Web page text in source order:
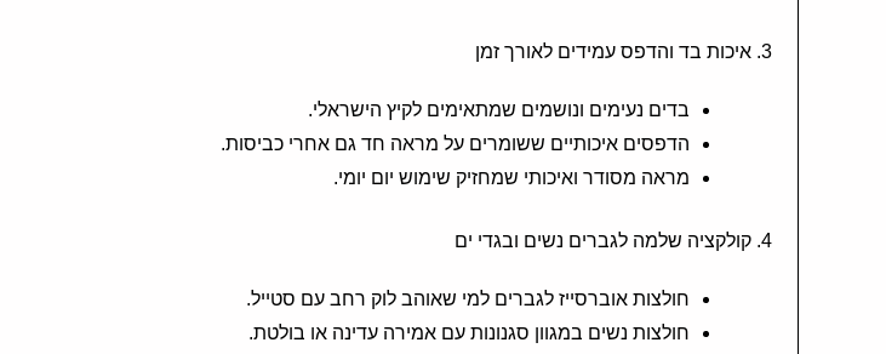
3. איכות בד והדפס עמידים לאורך זמן
בדים נעימים ונושמים שמתאימים לקיץ הישראלי.
הדפסים איכותיים ששומרים על מראה חד גם אחרי כביסות.
מראה מסודר ואיכותי שמחזיק שימוש יום יומי.
4. קולקציה שלמה לגברים נשים ובגדי ים
חולצות אוברסייז לגברים למי שאוהב לוק רחב עם סטייל.
חולצות נשים במגוון סגנונות עם אמירה עדינה או בולטת.